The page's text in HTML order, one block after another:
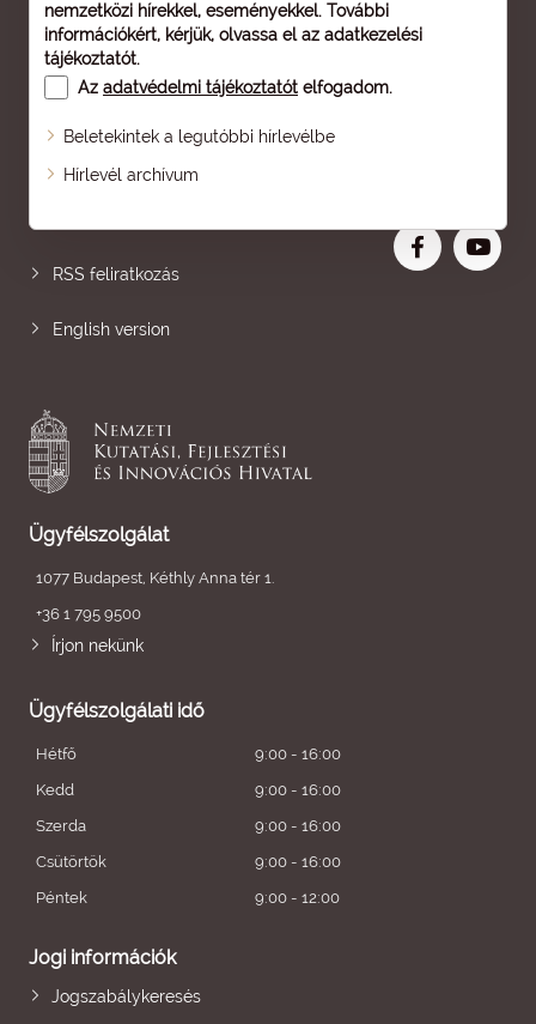
nemzetközi hírekkel, eseményekkel. További
információkért, kérjük, olvassa el az adatkezelési
tájékoztatót.
Az adatvédelmi tájékoztatót elfogadom.
Beletekintek a legutóbbi hírlevélbe
Hírlevél archívum
Oldaltérkép
RSS feliratkozás
English version
Ügyfélszolgálat
1077 Budapest, Kéthly Anna tér 1.
+36 1 795 9500
Írjon nekünk
Ügyfélszolgálati idő
Hétfő
9:00 - 16:00
Kedd
9:00 - 16:00
Szerda
9:00 - 16:00
Csütörtök
9:00 - 16:00
Péntek
9:00 - 12:00
Jogi információk
Jogszabálykeresés